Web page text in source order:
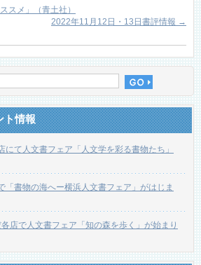
スメ」（青土社）
2022年11月12日・13日書評情報 →
ト情報
にて人文書フェア「人文学を彩る書物たち」
「書物の海へー横浜人文書フェア」がはじま
店で人文書フェア「知の森を歩く」が始まり